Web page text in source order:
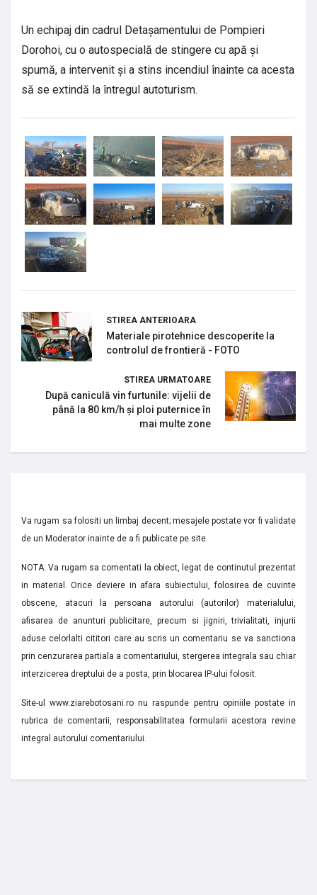
Un echipaj din cadrul Detașamentului de Pompieri
Dorohoi, cu o autospecială de stingere cu apă și
spumă, a intervenit și a stins incendiul înainte ca acesta
să se extindă la întregul autoturism.
STIREA ANTERIOARA
Materiale pirotehnice descoperite la
controlul de frontieră - FOTO
STIREA URMATOARE
După caniculă vin furtunile: vijelii de
până la 80 km/h și ploi puternice în
mai multe zone
Va rugam sa folositi un limbaj decent; mesajele postate vor fi validate
de un Moderator inainte de a fi publicate pe site.
NOTA: Va rugam sa comentati la obiect, legat de continutul prezentat
in material. Orice deviere in afara subiectului, folosirea de cuvinte
obscene, atacuri la persoana autorului (autorilor) materialului,
afisarea de anunturi publicitare, precum si jigniri, trivialitati, injurii
aduse celorlalti cititori care au scris un comentariu se va sanctiona
prin cenzurarea partiala a comentariului, stergerea integrala sau chiar
interzicerea dreptului de a posta, prin blocarea IP-ului folosit.
Site-ul www.ziarebotosani.ro nu raspunde pentru opiniile postate in
rubrica de comentarii, responsabilitatea formularii acestora revine
integral autorului comentariului.